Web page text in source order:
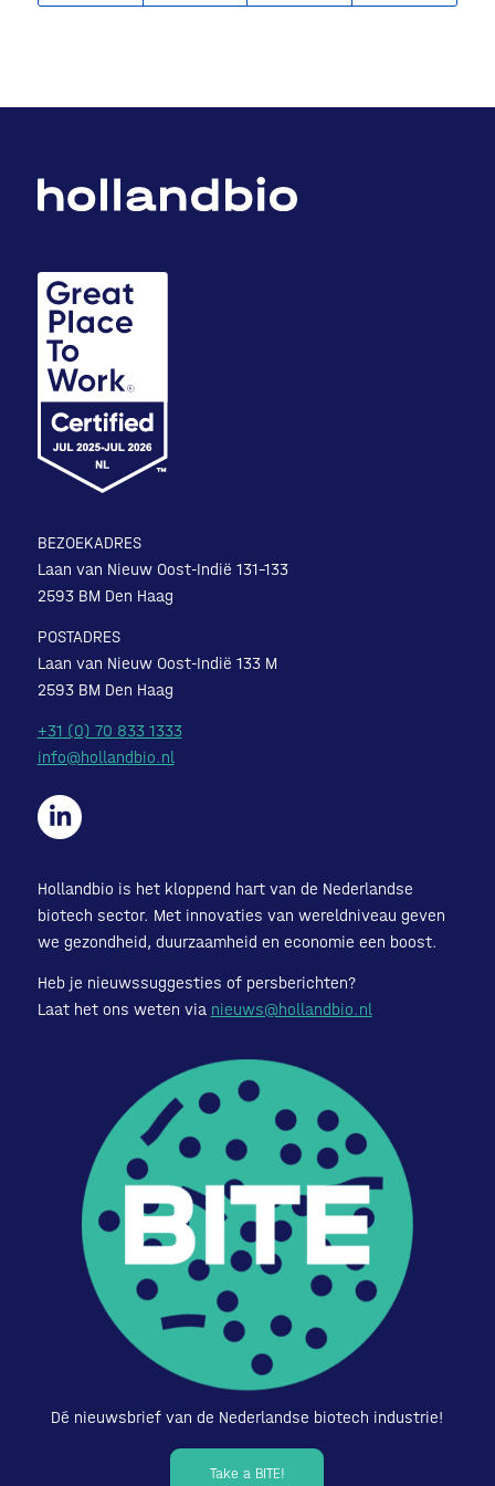
BEZOEKADRES
Laan van Nieuw Oost-Indië 131-133
2593 BM Den Haag
POSTADRES
Laan van Nieuw Oost-Indië 133 M
2593 BM Den Haag
+31 (0) 70 833 1333
info@hollandbio.nl
Hollandbio is het kloppend hart van de Nederlandse
biotech sector. Met innovaties van wereldniveau geven
we gezondheid, duurzaamheid en economie een boost.
Heb je nieuwssuggesties of persberichten?
Laat het ons weten via nieuws@hollandbio.nl
Dé nieuwsbrief van de Nederlandse biotech industrie!
Take a BITE!